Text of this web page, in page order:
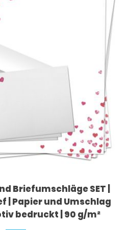
Briefumschläge SET |
| Papier und Umschlag
bedruckt | 90 g/m²